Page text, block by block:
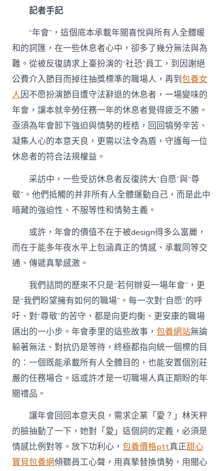
記者手記
“年會”，這個底本承載年關喜悅與所有人全體暖
和的詞匯，在一些休息者心中，卻多了幾分無法與為
難。從被反復請求上臺扮演的“社恐”員工，到因謝絕
公費介入節目而掉往抽獎標準的職場人，再到包養女
人因不愿扮演節目遭守法辭退的休息者，一場變味的
年會，讓本就辛勞任務一年的休息者覺得疲乏不勝。
亟須為年會卸下強迫與情勢的桎梏，回回犒勞辛苦、
凝集人心的本意天良，更需以法令為盾，守護每一位
休息者的符合法規權益。
采訪中，一些受訪休息者反復誇大“自愿”與“尊
敬”。他們抵觸的并非所有人全體運動自己，而是此中
暗藏的強迫性、不服等性和情勢主義。
或許，年會的價值不在于被design得多么富麗，
而在于能多年夜水平上包涵真正的情感、承載同等交
通、傳遞真摯感激。
我們詰問的歷來不只是“若何辦妥一場年會”，更
是“我們盼望擁有如何的職場”。每一次對“自愿”的呼
吁、對“尊敬”的苦守，都是向更均衡、更安康的職場
邁出的一小步。年會季里的這些故事，包養網站無論
躲著無法、對抗仍是等待，終極都指向統一個標的目
的：一個既能承載所有人全體目的，也能安置個別莊
嚴的任務場合。這或許才是一切職場人真正期盼的年
關禮品。
讓年會回回本意天良，需求企業「愛？」林天秤
的臉抽動了一下，她對「愛」這個詞的定義，必須是
情感比例對等。放下功利心，包養價格ptt真正甜心
寶貝包養網傾聽員工心聲，用真摯替換情勢，用關心